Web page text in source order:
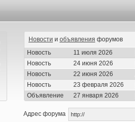
Новости и объявления форумов
Новость
11 июля 2026
Новость
24 июня 2026
Новость
22 июня 2026
Новость
23 февраля 2026
Объявление
27 января 2026
Адрес форума